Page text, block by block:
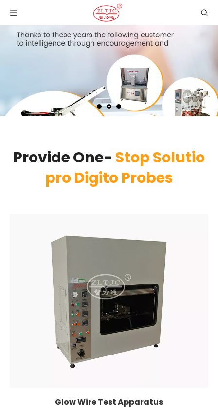
Provide One- Stop Solutio
pro Digito Probes
Glow Wire Test Apparatus